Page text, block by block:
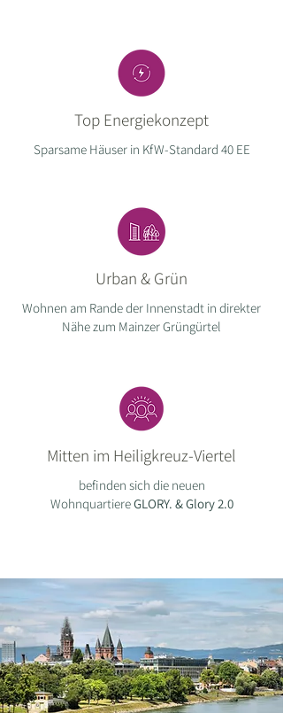
Top Energiekonzept
Sparsame Häuser in KfW-Standard 40 EE
Urban & Grün
Wohnen am Rande der Innenstadt in direkter
Nähe zum Mainzer Grüngürtel
Mitten im Heiligkreuz-Viertel
befinden sich die neuen
WohnquartiereGLORY. & Glory 2.0